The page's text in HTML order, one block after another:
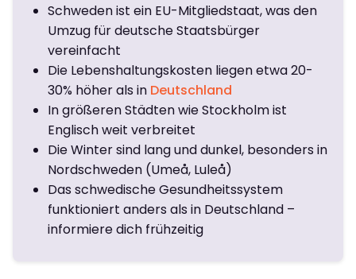
Schweden ist ein EU-Mitgliedstaat, was den
Umzug für deutsche Staatsbürger
vereinfacht
Die Lebenshaltungskosten liegen etwa 20-
30% höher als in Deutschland
In größeren Städten wie Stockholm ist
Englisch weit verbreitet
Die Winter sind lang und dunkel, besonders in
Nordschweden (Umeå, Luleå)
Das schwedische Gesundheitssystem
funktioniert anders als in Deutschland –
informiere dich frühzeitig